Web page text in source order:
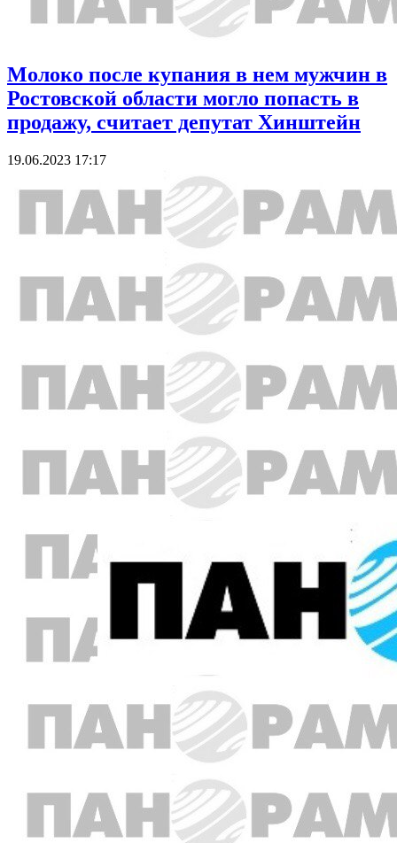
Молоко после купания в нем мужчин в
Ростовской области могло попасть в
продажу, считает депутат Хинштейн
19.06.2023 17:17